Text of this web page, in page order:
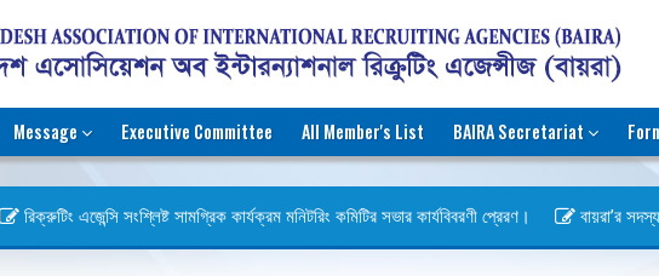
Message Executive Committee All Member's List BAIRA Secretariat
রিক্রুটিং এজেন্সি সংশ্লিষ্ট সামগ্রিক কার্যক্রম মনিটরিং কমিটির সভার কার্যবিবরণী প্রেরণ। বায়রা’র